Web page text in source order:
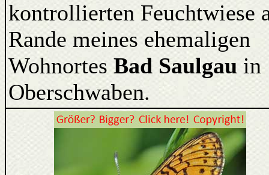
kontrollierten Feuchtwiese
Rande meines ehemaligen
Wohnortes Bad Saulgau in
Oberschwaben.